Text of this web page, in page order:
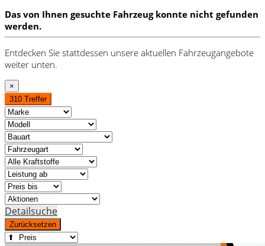
Das von Ihnen gesuchte Fahrzeug konnte nicht gefunden
werden.
Entdecken Sie stattdessen unsere aktuellen Fahrzeugangebote
weiter unten.
×
310 Treffer
Detailsuche
Zurücksetzen